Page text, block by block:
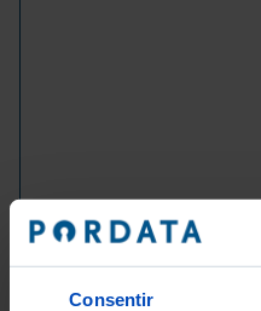
Consentir